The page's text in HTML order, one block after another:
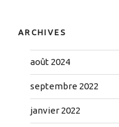
ARCHIVES
août 2024
septembre 2022
janvier 2022